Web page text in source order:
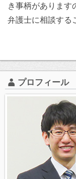
き事柄があります
弁護士に相談する
プロフィール